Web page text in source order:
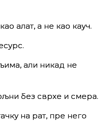
алат, а не као кауч.
али никад не
без сврхе и смера.
на рат, пре него